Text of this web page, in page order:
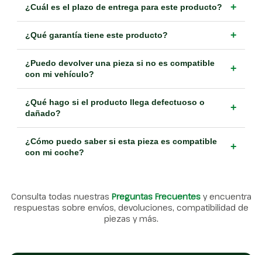
¿Cuál es el plazo de entrega para este producto? +
¿Qué garantía tiene este producto? +
¿Puedo devolver una pieza si no es compatible
con mi vehículo?
+
¿Qué hago si el producto llega defectuoso o
dañado?
+
¿Cómo puedo saber si esta pieza es compatible
con mi coche?
+
Consulta todas nuestras Preguntas Frecuentes y encuentra
respuestas sobre envíos, devoluciones, compatibilidad de
piezas y más.